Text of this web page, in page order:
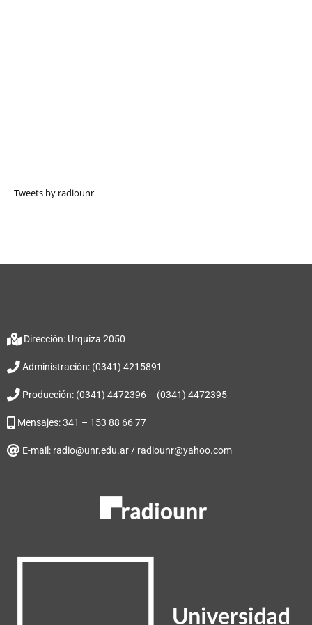
Tweets by radiounr
Dirección: Urquiza 2050
Administración: (0341) 4215891
Producción: (0341) 4472396 – (0341) 4472395
Mensajes: 341 – 153 88 66 77
E-mail: radio@unr.edu.ar / radiounr@yahoo.com